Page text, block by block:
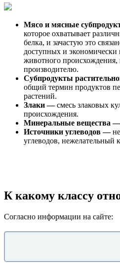
Мясо и мясные
которое охватывает
белка, и зачастую это
доступных и
животного происхождения,
производителю.
Субпродукты
общий термин продуктов
растений.
Злаки —смесь злаковых
происхождения.
Минеральные вещества
Источники углеводов —
углеводов, нежелательный
К какому классу
Согласно информации на сайте: